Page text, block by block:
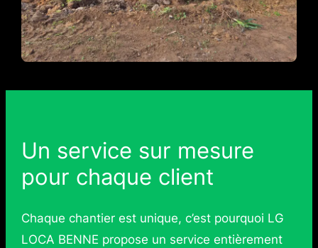
Un service sur mesure
pour chaque client
Chaque chantier est unique, c’est pourquoi LG
LOCA BENNE propose un service entièrement